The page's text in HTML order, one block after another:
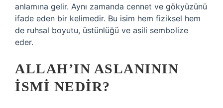
anlamına gelir. Aynı zamanda cennet ve gökyüzünü
ifade eden bir kelimedir. Bu isim hem fiziksel hem
de ruhsal boyutu, üstünlüğü ve asili sembolize
eder.
ALLAH’IN ASLANININ
ISMI NEDIR?